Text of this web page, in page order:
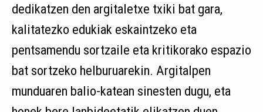
dedikatzen den argitaletxe txiki bat gara,
kalitatezko edukiak eskaintzeko eta
pentsamendu sortzaile eta kritikorako espazio
bat sortzeko helburuarekin. Argitalpen
munduaren balio-katean sinesten dugu, eta